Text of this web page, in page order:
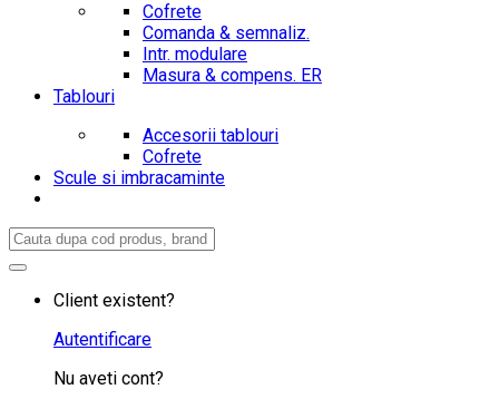
Cofrete
Comanda & semnaliz.
Intr. modulare
Masura & compens. ER
Tablouri
Accesorii tablouri
Cofrete
Scule si imbracaminte
Search
Client existent?
Autentificare
Nu aveti cont?